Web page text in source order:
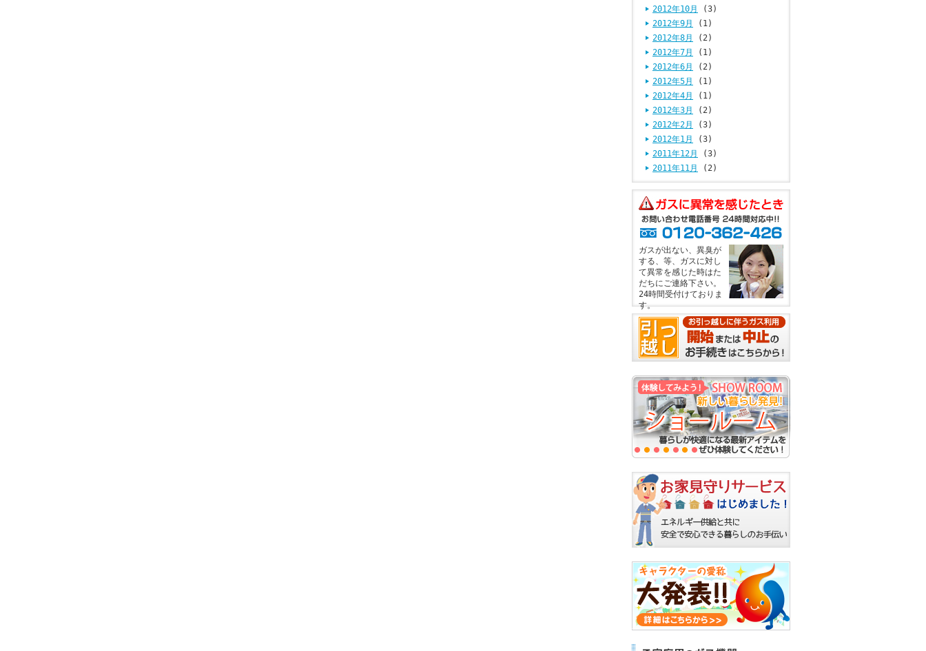
2012年10月
(3)
2012年9月
(1)
2012年8月
(2)
2012年7月
(1)
2012年6月
(2)
2012年5月
(1)
2012年4月
(1)
2012年3月
(2)
2012年2月
(3)
2012年1月
(3)
2011年12月
(3)
2011年11月
(2)
ガスが出ない、異臭が
する、等、ガスに対し
て異常を感じた時はた
だちにご連絡下さい。
24時間受付けておりま
す。